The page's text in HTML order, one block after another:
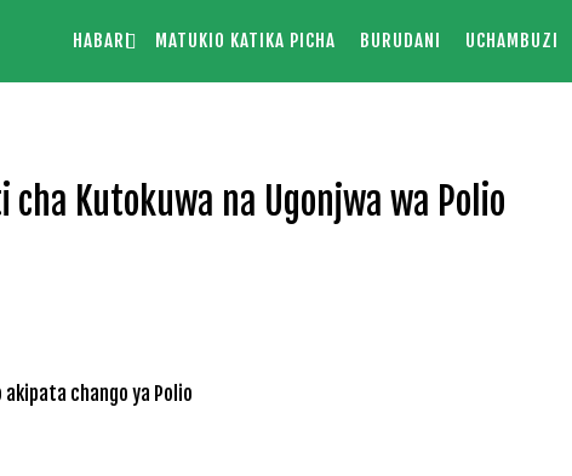
HABARI MATUKIO KATIKA PICHA BURUDANI UCHAMBUZI
cha Kutokuwa na Ugonjwa wa Polio
chango ya Polio